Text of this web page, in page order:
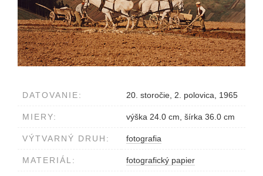
DATOVANIE: 20. storočie, 2. polovica, 1965
MIERY: výška 24.0 cm, šírka 36.0 cm
VÝTVARNÝ DRUH: fotografia
MATERIÁL: fotografický papier